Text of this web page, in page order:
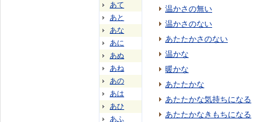
あて
あと
あな
あに
あぬ
あね
あの
あは
あひ
あふ
温かさの無い
温かさのない
あたたかさのない
温かな
暖かな
あたたかな
あたたかな気持ちになる
あたたかなきもちになる